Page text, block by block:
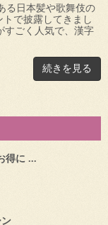
る日本髪や歌舞伎の
で披露してきまし
すごく人気で、漢字
続きを見る
得に ...